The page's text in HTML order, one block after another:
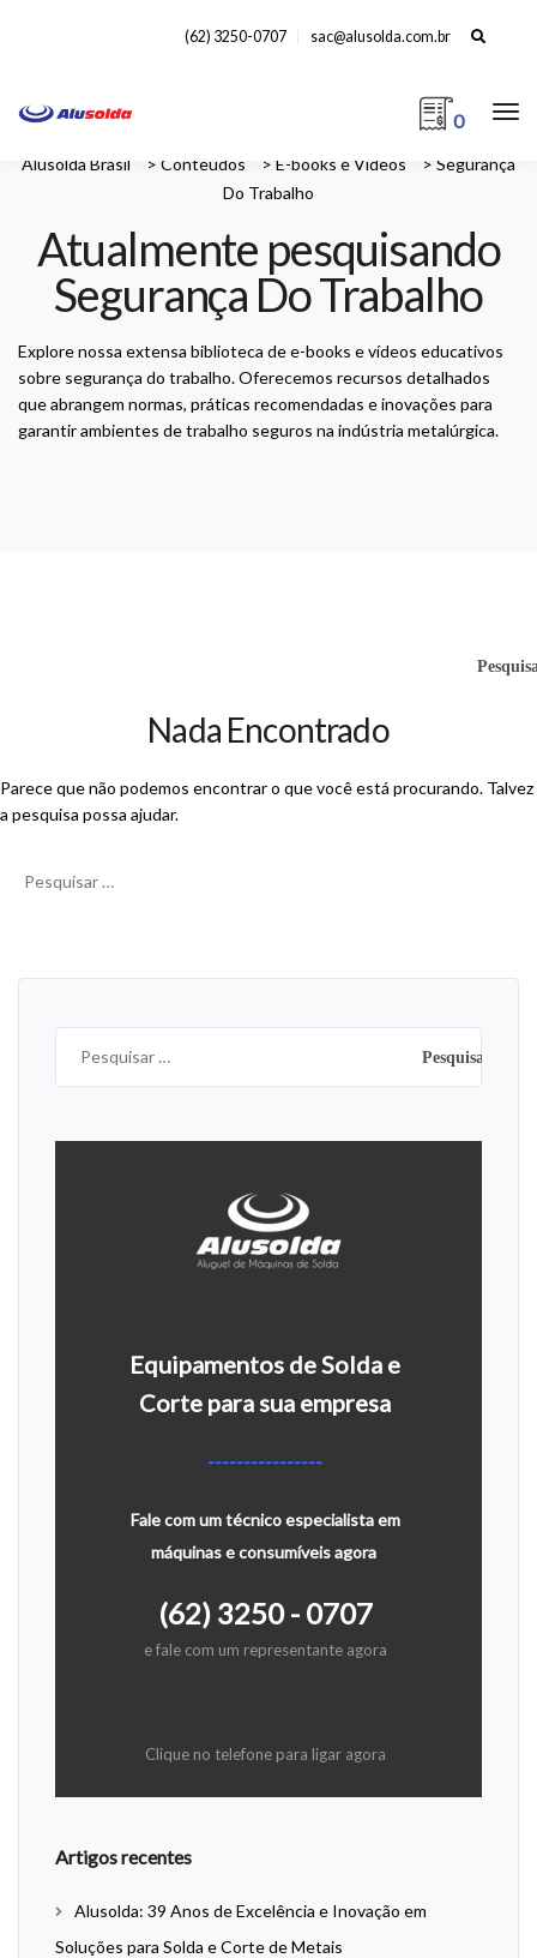
Search
(62) 3250-0707 sac@alusolda.com.br
0
Alusolda Brasil > Conteúdos > E-books e Vídeos > Segurança
Do Trabalho
Atualmente pesquisando
Segurança Do Trabalho
Explore nossa extensa biblioteca de e-books e vídeos educativos
sobre segurança do trabalho. Oferecemos recursos detalhados
que abrangem normas, práticas recomendadas e inovações para
garantir ambientes de trabalho seguros na indústria metalúrgica.
Nada Encontrado
Parece que não podemos encontrar o que você está procurando. Talvez
a pesquisa possa ajudar.
por:
por:
Equipamentos de Solda e
Corte para sua empresa
----------------
Fale com um técnico especialista em
máquinas e consumíveis agora
(62) 3250 - 0707
e fale com um representante agora
Clique no telefone para ligar agora
Artigos recentes
Alusolda: 39 Anos de Excelência e Inovação em
Soluções para Solda e Corte de Metais